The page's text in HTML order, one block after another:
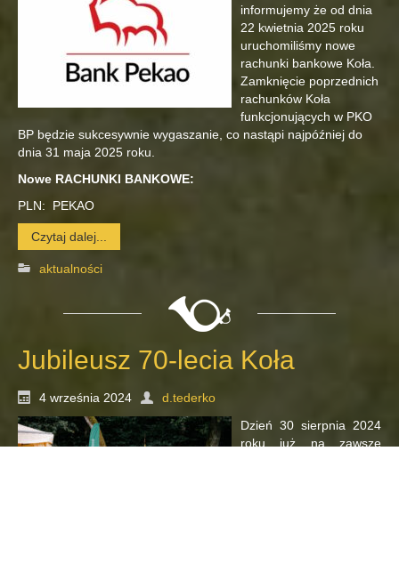
informujemy że od dnia
22 kwietnia 2025 roku
uruchomiliśmy nowe
rachunki bankowe Koła.
Zamknięcie poprzednich
rachunków Koła
funkcjonujących w PKO
BP będzie sukcesywnie wygaszanie, co nastąpi najpóźniej do
dnia 31 maja 2025 roku.
Nowe RACHUNKI BANKOWE:
PLN: PEKAO
Czytaj dalej...
aktualności
Jubileusz 70-lecia Koła
4 września 2024
d.tederko
Dzień 30 sierpnia 2024
roku już na zawsze